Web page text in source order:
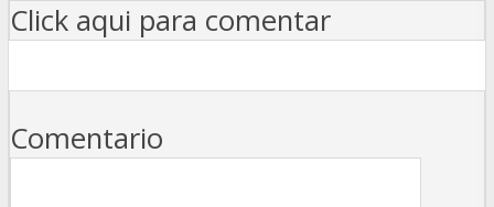
Click aqui para comentar
Comentario